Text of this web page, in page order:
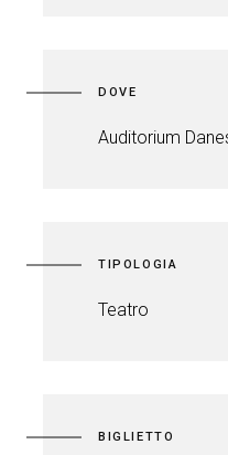
DOVE
Auditorium
TIPOLOGIA
Teatro
BIGLIETTO